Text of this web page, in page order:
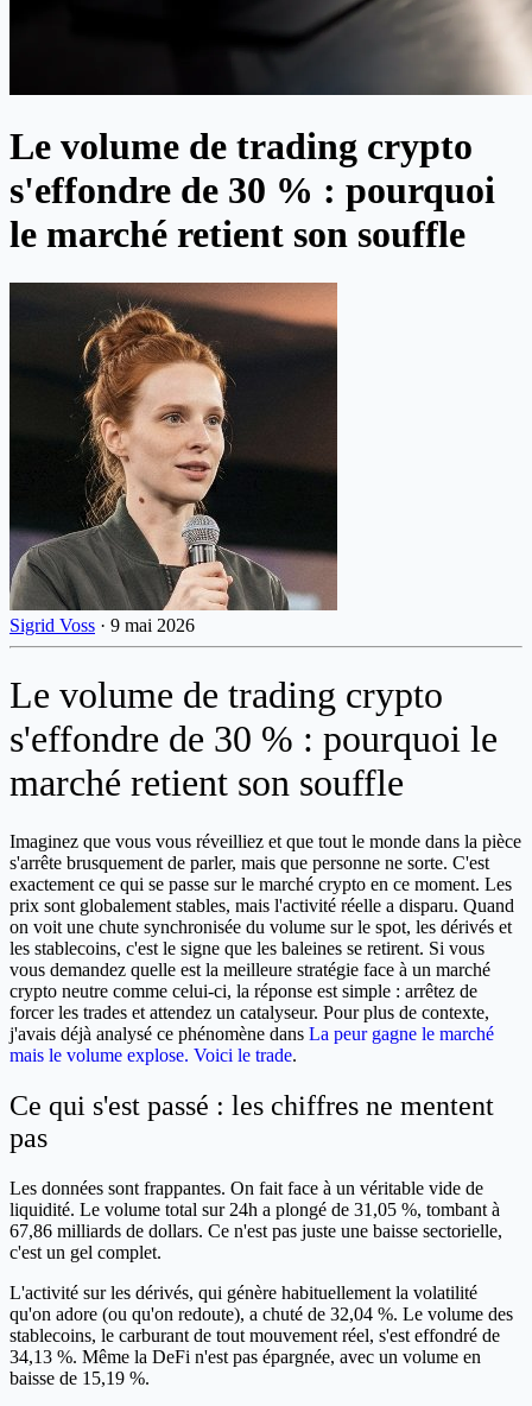
Le volume de trading crypto
s'effondre de 30 % : pourquoi
le marché retient son souffle
Sigrid Voss · 9 mai 2026
Le volume de trading crypto
s'effondre de 30 % : pourquoi le
marché retient son souffle
Imaginez que vous vous réveilliez et que tout le monde dans la pièce
s'arrête brusquement de parler, mais que personne ne sorte. C'est
exactement ce qui se passe sur le marché crypto en ce moment. Les
prix sont globalement stables, mais l'activité réelle a disparu. Quand
on voit une chute synchronisée du volume sur le spot, les dérivés et
les stablecoins, c'est le signe que les baleines se retirent. Si vous
vous demandez quelle est la meilleure stratégie face à un marché
crypto neutre comme celui-ci, la réponse est simple : arrêtez de
forcer les trades et attendez un catalyseur. Pour plus de contexte,
j'avais déjà analysé ce phénomène dans La peur gagne le marché
mais le volume explose. Voici le trade.
Ce qui s'est passé : les chiffres ne mentent
pas
Les données sont frappantes. On fait face à un véritable vide de
liquidité. Le volume total sur 24h a plongé de 31,05 %, tombant à
67,86 milliards de dollars. Ce n'est pas juste une baisse sectorielle,
c'est un gel complet.
L'activité sur les dérivés, qui génère habituellement la volatilité
qu'on adore (ou qu'on redoute), a chuté de 32,04 %. Le volume des
stablecoins, le carburant de tout mouvement réel, s'est effondré de
34,13 %. Même la DeFi n'est pas épargnée, avec un volume en
baisse de 15,19 %.